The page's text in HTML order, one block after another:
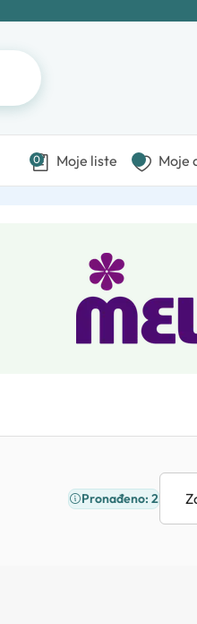
0 Moje liste Moje
Pronađeno: 2